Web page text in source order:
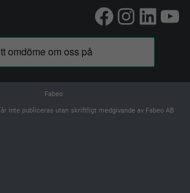
Facebook
Fabeo
inte publiceras utan skriftligt medgivande av Fabeo AB